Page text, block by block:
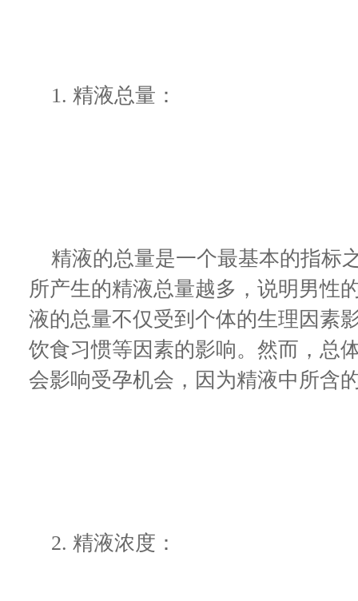
1. 精液总量：
精液的总量是一个最基本的指标
所产生的精液总量越多，说明男性
液的总量不仅受到个体的生理因素
饮食习惯等因素的影响。然而，总
会影响受孕机会，因为精液中所含
2. 精液浓度：